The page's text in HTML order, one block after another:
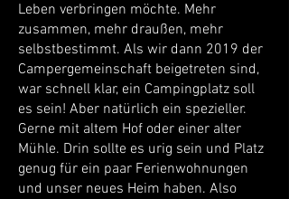
Leben verbringen möchte. Mehr
zusammen, mehr draußen, mehr
selbstbestimmt. Als wir dann 2019 der
Campergemeinschaft beigetreten sind,
war schnell klar, ein Campingplatz soll
es sein! Aber natürlich ein spezieller.
Gerne mit altem Hof oder einer alter
Mühle. Drin sollte es urig sein und Platz
genug für ein paar Ferienwohnungen
und unser neues Heim haben. Also